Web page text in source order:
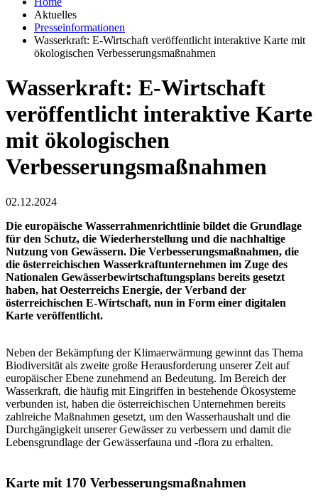
Aktuelles
Presseinformationen
Wasserkraft: E-Wirtschaft veröffentlicht interaktive Karte mit
ökologischen Verbesserungsmaßnahmen
Wasserkraft: E-Wirtschaft
veröffentlicht interaktive Karte
mit ökologischen
Verbesserungsmaßnahmen
02.12.2024
Die europäische Wasserrahmenrichtlinie bildet die Grundlage
für den Schutz, die Wiederherstellung und die nachhaltige
Nutzung von Gewässern. Die Verbesserungsmaßnahmen, die
die österreichischen Wasserkraftunternehmen im Zuge des
Nationalen Gewässerbewirtschaftungsplans bereits gesetzt
haben, hat Oesterreichs Energie, der Verband der
österreichischen E-Wirtschaft, nun in Form einer digitalen
Karte veröffentlicht.
Neben der Bekämpfung der Klimaerwärmung gewinnt das Thema
Biodiversität als zweite große Herausforderung unserer Zeit auf
europäischer Ebene zunehmend an Bedeutung. Im Bereich der
Wasserkraft, die häufig mit Eingriffen in bestehende Ökosysteme
verbunden ist, haben die österreichischen Unternehmen bereits
zahlreiche Maßnahmen gesetzt, um den Wasserhaushalt und die
Durchgängigkeit unserer Gewässer zu verbessern und damit die
Lebensgrundlage der Gewässerfauna und -flora zu erhalten.
Karte mit 170 Verbesserungsmaßnahmen